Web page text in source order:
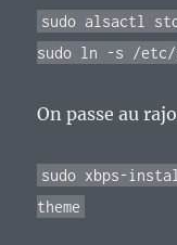
sudo alsactl
sudo ln -s /
On passe au
sudo xbps-
theme